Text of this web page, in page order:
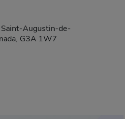
Augustin-de-
G3A 1W7